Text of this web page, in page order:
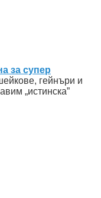
за супер
гейнъри и
„истинска”